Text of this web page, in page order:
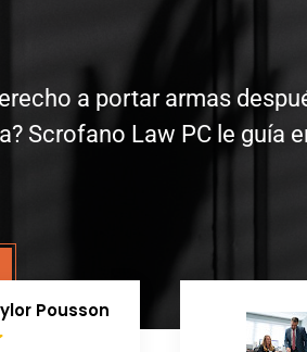
a portar armas
Scrofano Law PC le guía
Pousson